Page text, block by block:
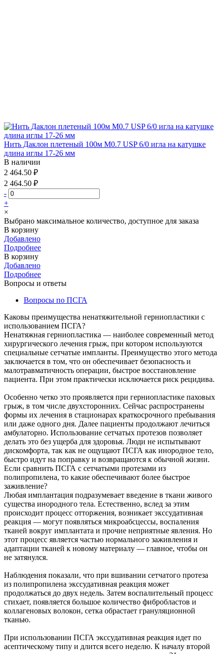
Нить Даклон плетеный 100м М0.7 USP 6/0 игла на катушке
длина иглы 17-26 мм
В наличии
2 464.50 ₽
2 464.50 ₽
-
+
×
Выбрано максимальное количество, доступное для заказа
В корзину
Добавлено
Подробнее
В корзину
Добавлено
Подробнее
Вопросы и ответы
Вопросы по ПСГА
Каковы преимущества ненатяжительной герниопластики с
использованием ПСГА?
Ненатяжная герниопластика — наиболее современный метод
хирургического лечения грыж, при котором используются
специальные сетчатые импланты. Преимущество этого метода
заключается в том, что он обеспечивает безопасность и
малотравматичность операции, быстрое восстановление
пациента. При этом практически исключается риск рецидива.
Особенно четко это проявляется при герниопластике паховых
грыж, в том числе двухсторонних. Сейчас распространены
формы их лечения в стационарах краткосрочного пребывания
или даже одного дня. Далее пациенты продолжают лечиться
амбулаторно. Использование сетчатых протезов позволяет
делать это без ущерба для здоровья. Люди не испытывают
дискомфорта, так как не ощущают ПСГА как инородное тело,
быстро идут на поправку и возвращаются к обычной жизни.
Если сравнить ПСГА с сетчатыми протезами из
полипропилена, то какие обеспечивают более быстрое
заживление?
Любая имплантация подразумевает введение в ткани живого
существа инородного тела. Естественно, вслед за этим
происходит процесс отторжения, возникает экссудативная
реакция — могут появляться микроабсцессы, воспаления
тканей вокруг имплантата и прочие неприятные явления. Но
этот процесс является частью нормального заживления и
адаптации тканей к новому материалу — главное, чтобы он
не затянулся.
Наблюдения показали, что при вшивании сетчатого протеза
из полипропилена экссудативная реакция может
продолжаться до двух недель. Затем воспалительный процесс
стихает, появляется большое количество фибробластов и
коллагеновых волокон, сетка обрастает грануляционной
тканью.
При использовании ПСГА экссудативная реакция идет по
асептическому типу и длится всего неделю. К началу второй